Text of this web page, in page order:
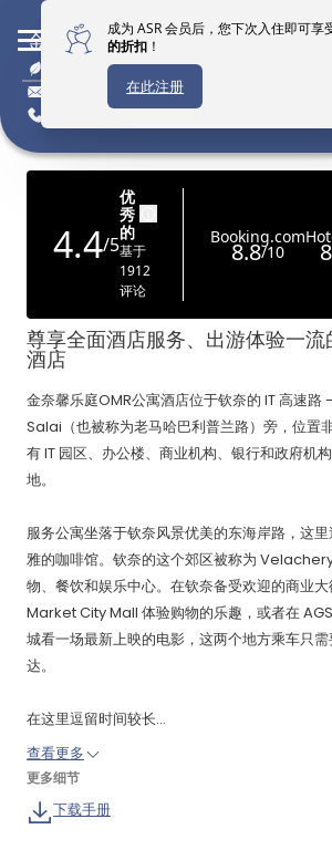
金奈馨乐庭OMR公寓酒店
可持续酒店
enquiry.chennai@the-ascott.com
+91 44 7111 7111
尊享全面酒店服务、出游体验一
酒店
金奈馨乐庭OMR公寓酒店位于钦奈的 IT 高速
Salai（也被称为老马哈巴利普兰路）旁，位置
有 IT 园区、办公楼、商业机构、银行和政府机
地。
服务公寓坐落于钦奈风景优美的东海岸路，这
雅的咖啡馆。钦奈的这个郊区被称为
物、餐饮和娱乐中心。在钦奈备受欢迎的商业
Market City Mall 体验购物的乐趣，或者在
城看一场最新上映的电影，这两个地方乘车只
达。
在这里逗留时间较长...
查看更多
更多细节
下载手册